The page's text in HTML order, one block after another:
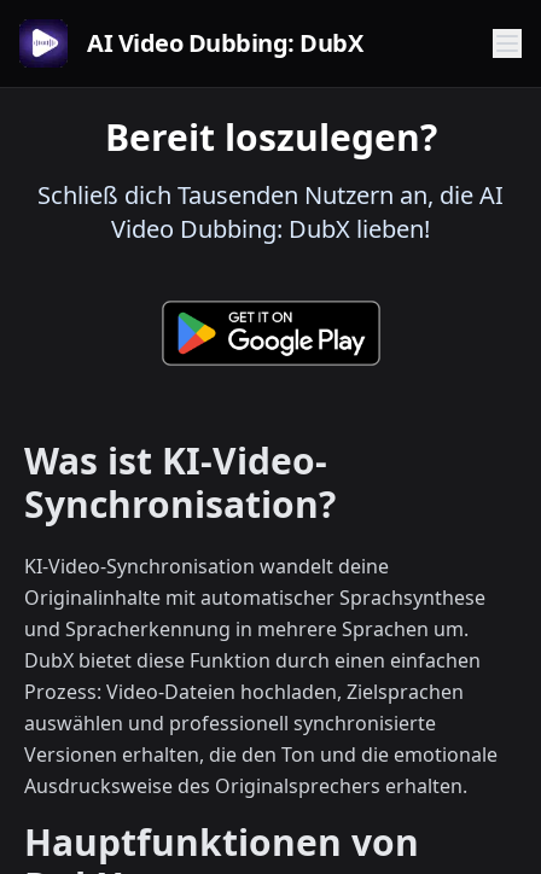
AI Video Dubbing: DubX
Bereit loszulegen?
Schließ dich Tausenden Nutzern an, die AI
Video Dubbing: DubX lieben!
Was ist KI-Video-
Synchronisation?
KI-Video-Synchronisation wandelt deine
Originalinhalte mit automatischer Sprachsynthese
und Spracherkennung in mehrere Sprachen um.
DubX bietet diese Funktion durch einen einfachen
Prozess: Video-Dateien hochladen, Zielsprachen
auswählen und professionell synchronisierte
Versionen erhalten, die den Ton und die emotionale
Ausdrucksweise des Originalsprechers erhalten.
Hauptfunktionen von